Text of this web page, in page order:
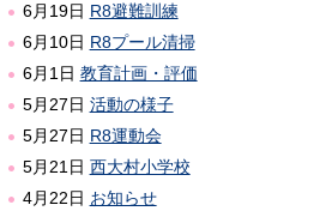
6月19日 R8避難訓練
6月10日 R8プール清掃
6月1日 教育計画・評価
5月27日 活動の様子
5月27日 R8運動会
5月21日 西大村小学校
4月22日 お知らせ